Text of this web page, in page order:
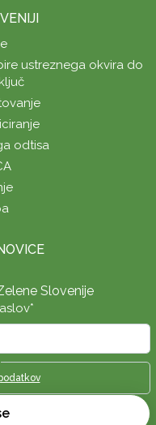
ustreznega okvira do
odtisa
Slovenije
*